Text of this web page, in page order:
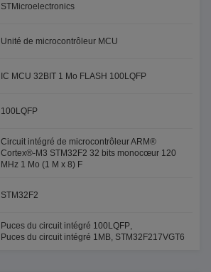
STMicroelectronics
Unité de microcontrôleur MCU
IC MCU 32BIT 1 Mo FLASH 100LQFP
100LQFP
Circuit intégré de microcontrôleur ARM®
Cortex®-M3 STM32F2 32 bits monocœur 120
MHz 1 Mo (1 M x 8) F
STM32F2
Puces du circuit intégré 100LQFP,
Puces du circuit intégré 1MB, STM32F217VGT6